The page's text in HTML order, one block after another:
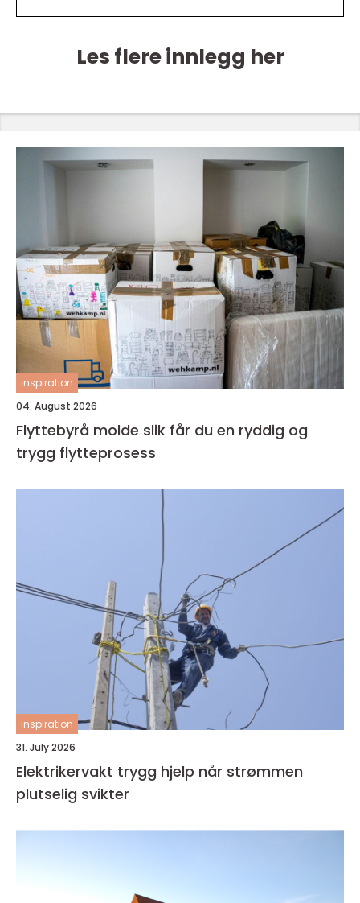
Les flere innlegg her
inspiration
04. August 2026
Flyttebyrå molde slik får du en ryddig og
trygg flytteprosess
inspiration
31. July 2026
Elektrikervakt trygg hjelp når strømmen
plutselig svikter